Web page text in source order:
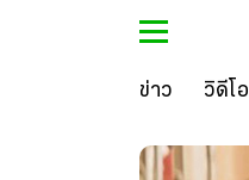
ข่าว วิดีโอ